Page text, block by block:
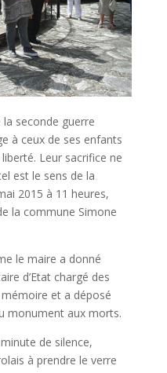
seconde guerre
à ceux de ses enfants
Leur sacrifice ne
est le sens de la
2015 à 11 heures,
la commune Simone
le maire a donné
d’Etat chargé des
et a déposé
monument aux morts.
de silence,
à prendre le verre